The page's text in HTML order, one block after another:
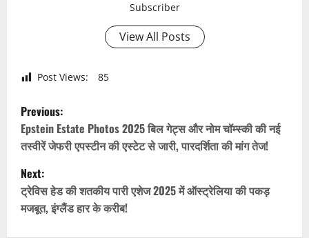
Subscriber
View All Posts
Post Views: 85
P
o
s
t
n
Previous:
Epstein Estate Photos 2025 बिल गेट्स और नोम चॉम्स्की की नई
तस्वीरें जेफरी एपस्टीन की एस्टेट से जारी, पारदर्शिता की मांग तेज!
Next:
ट्रेविस हेड की शतकीय पारी एशेज 2025 में ऑस्ट्रेलिया की पकड़
मजबूत, इंग्लैंड हार के करीब!